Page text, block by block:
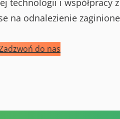
i współpracy
na odnalezienie
do nas